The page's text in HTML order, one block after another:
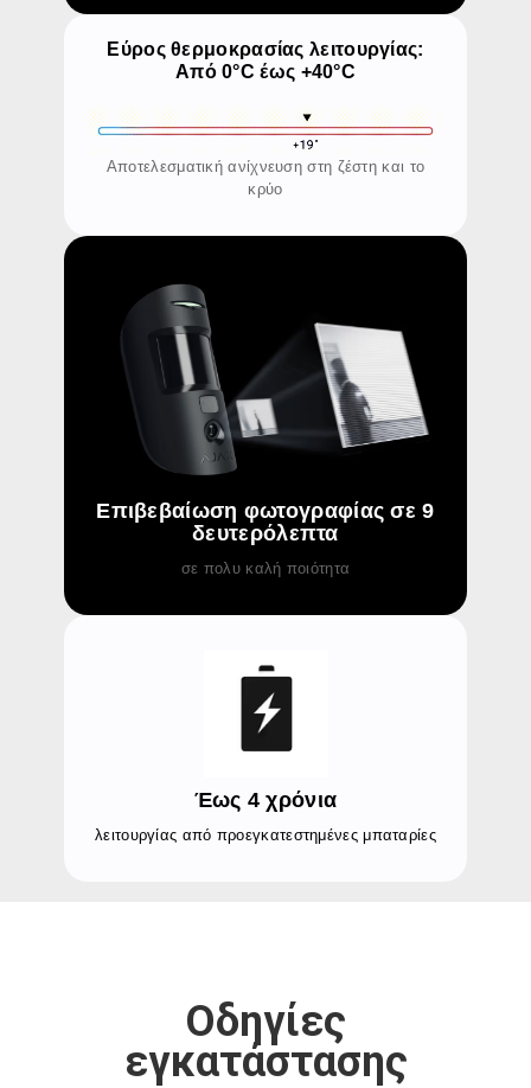
Εύρος θερμοκρασίας λειτουργίας:
Από 0°C έως +40°C
Αποτελεσματική ανίχνευση στη ζέστη και το
κρύο
Επιβεβαίωση φωτογραφίας σε 9
δευτερόλεπτα
σε πολυ καλή ποιότητα
Έως 4 χρόνια
λειτουργίας από προεγκατεστημένες μπαταρίες
Οδηγίες
εγκατάστασης